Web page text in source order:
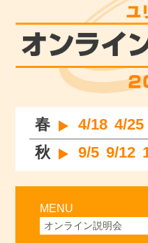
春 4/18 4/25
秋
9/5 9/12
MENU
オンライン説明会